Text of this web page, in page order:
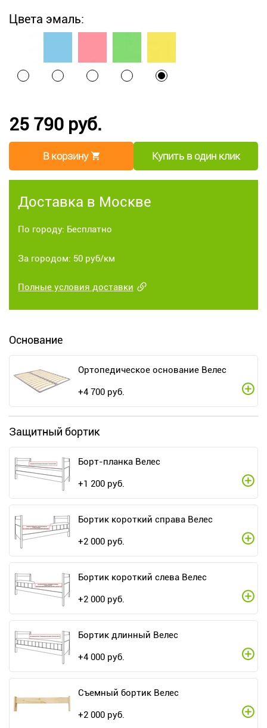
Цвета эмаль:
25 790 руб.
В корзину Купить в один клик
Доставка в Москве
По городу: Бесплатно
За городом: 50 руб/км
Полные условия доставки
Основание
Ортопедическое основание Велес
+4 700 руб.
Защитный бортик
Борт-планка Велес
+1 200 руб.
Бортик короткий справа Велес
+2 000 руб.
Бортик короткий слева Велес
+2 000 руб.
Бортик длинный Велес
+4 000 руб.
Съемный бортик Велес
+2 000 руб.